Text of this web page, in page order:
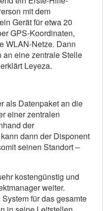
mit dem
Gerät für etwa 20
GPS-Koordinaten,
WLAN-Netze. Dann
eine zentrale Stelle
Leyeza.
als Datenpaket an die
einer zentralen
der
dann der Disponent
seinen Standort –
kostengünstig und
weiter.
für das gesamte